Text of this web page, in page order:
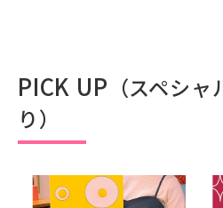
PICK UP （スペシ
り）